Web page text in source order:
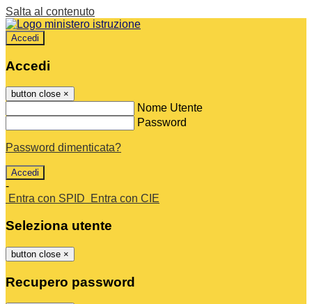
Salta al contenuto
Accedi
Accedi
button close ×
Nome Utente
Password
Password dimenticata?
-
Entra con SPID
Entra con CIE
Seleziona utente
button close ×
Recupero password